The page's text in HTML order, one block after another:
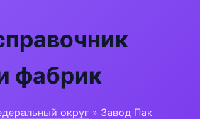
фабрик
округ » Завод Пак